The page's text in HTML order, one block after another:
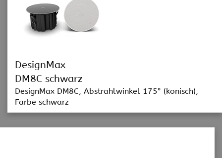
DesignMax
DM8C schwarz
DesignMax DM8C, Abstrahlwinkel 175° (konisch),
Farbe schwarz